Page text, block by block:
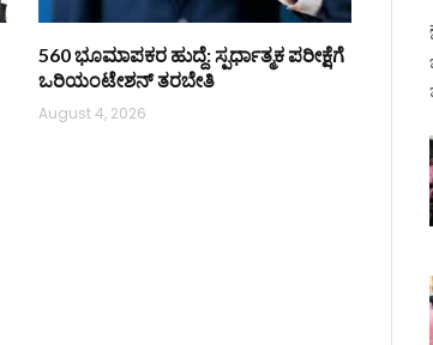
560 ಭೂಮಾಪಕರ ಹುದ್ದೆ: ಸ್ಪರ್ಧಾತ್ಮಕ ಪರೀಕ್ಷೆಗೆ
ಒರಿಯಂಟೇಶನ್ ತರಬೇತಿ
August 4, 2026